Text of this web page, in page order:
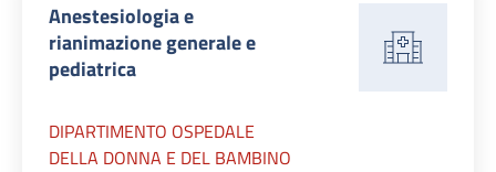
Anestesiologia e
rianimazione generale e
pediatrica
DIPARTIMENTO OSPEDALE
DELLA DONNA E DEL BAMBINO